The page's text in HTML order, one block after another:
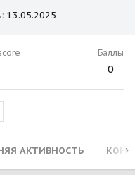
13.05.2025
Баллы
0
АКТИВНОСТЬ